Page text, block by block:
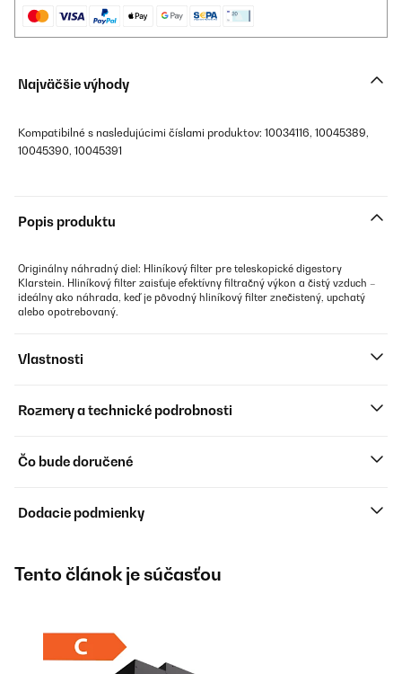
Najväčšie výhody
Kompatibilné s nasledujúcimi číslami produktov: 10034116, 10045389,
10045390, 10045391
Popis produktu
Originálny náhradný diel: Hliníkový filter pre teleskopické digestory
Klarstein. Hliníkový filter zaisťuje efektívny filtračný výkon a čistý vzduch –
ideálny ako náhrada, keď je pôvodný hliníkový filter znečistený, upchatý
alebo opotrebovaný.
Vlastnosti
Rozmery a technické podrobnosti
Čo bude doručené
Dodacie podmienky
Tento článok je súčasťou